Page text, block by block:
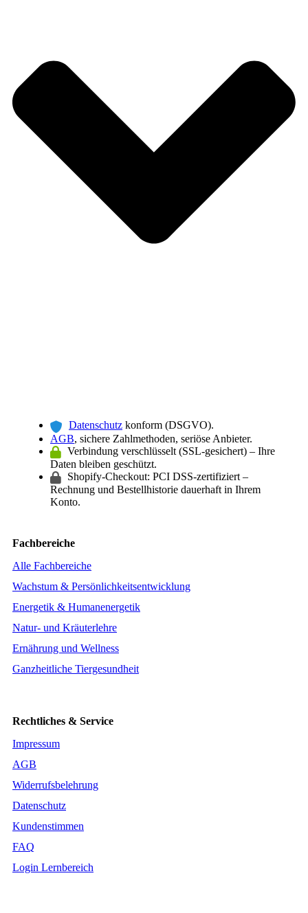
Datenschutz konform (DSGVO).
AGB, sichere Zahlmethoden, seriöse Anbieter.
Verbindung verschlüsselt (SSL-gesichert) – Ihre
Daten bleiben geschützt.
Shopify-Checkout: PCI DSS-zertifiziert –
Rechnung und Bestellhistorie dauerhaft in Ihrem
Konto.
Fachbereiche
Alle Fachbereiche
Wachstum & Persönlichkeitsentwicklung
Energetik & Humanenergetik
Natur- und Kräuterlehre
Ernährung und Wellness
Ganzheitliche Tiergesundheit
Rechtliches & Service
Impressum
AGB
Widerrufsbelehrung
Datenschutz
Kundenstimmen
FAQ
Login Lernbereich